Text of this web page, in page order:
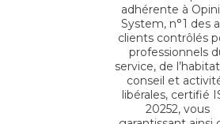
adhérente à
System, n°1 des
clients contrôlés
professionnels
service, de
conseil et
libérales, certifié
20252, vous